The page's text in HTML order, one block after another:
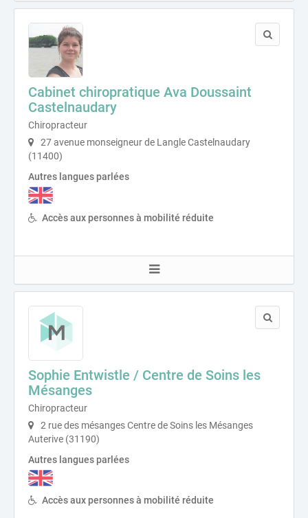
Cabinet chiropratique Ava Doussaint
Castelnaudary
Chiropracteur
27 avenue monseigneur de Langle Castelnaudary
(11400)
Autres langues parlées
Accès aux personnes à mobilité réduite
Sophie Entwistle / Centre de Soins les
Mésanges
Chiropracteur
2 rue des mésanges Centre de Soins les Mésanges
Auterive (31190)
Autres langues parlées
Accès aux personnes à mobilité réduite